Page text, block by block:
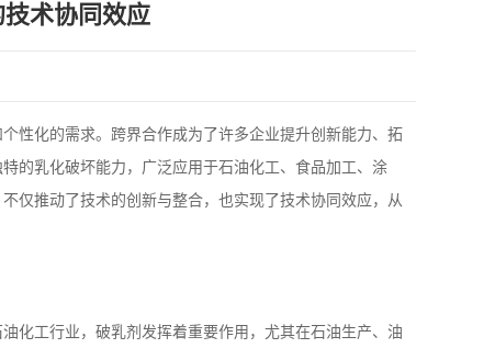
术协同效应
性化的需求。跨界合作成为了许多企业提升创新能力、拓
的乳化破坏能力，广泛应用于石油化工、食品加工、涂
仅推动了技术的创新与整合，也实现了技术协同效应，从
化工行业，破乳剂发挥着重要作用，尤其在石油生产、油